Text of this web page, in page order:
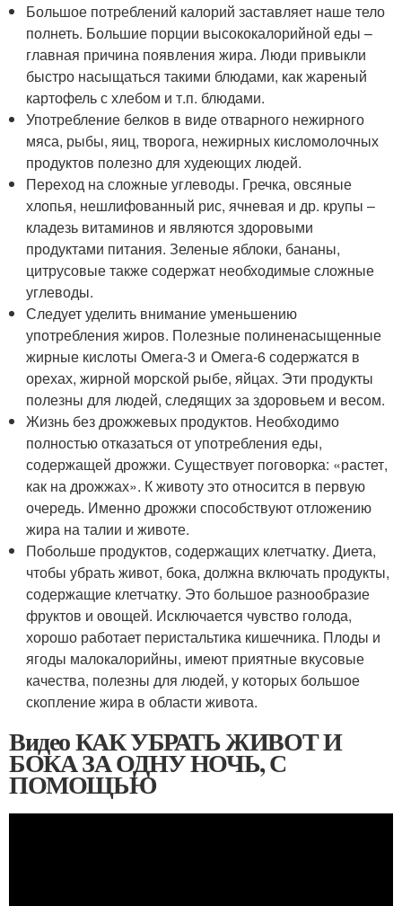
Большое потреблений калорий заставляет наше тело
полнеть. Большие порции высококалорийной еды –
главная причина появления жира. Люди привыкли
быстро насыщаться такими блюдами, как жареный
картофель с хлебом и т.п. блюдами.
Употребление белков в виде отварного нежирного
мяса, рыбы, яиц, творога, нежирных кисломолочных
продуктов полезно для худеющих людей.
Переход на сложные углеводы. Гречка, овсяные
хлопья, нешлифованный рис, ячневая и др. крупы –
кладезь витаминов и являются здоровыми
продуктами питания. Зеленые яблоки, бананы,
цитрусовые также содержат необходимые сложные
углеводы.
Следует уделить внимание уменьшению
употребления жиров. Полезные полиненасыщенные
жирные кислоты Омега-3 и Омега-6 содержатся в
орехах, жирной морской рыбе, яйцах. Эти продукты
полезны для людей, следящих за здоровьем и весом.
Жизнь без дрожжевых продуктов. Необходимо
полностью отказаться от употребления еды,
содержащей дрожжи. Существует поговорка: «растет,
как на дрожжах». К животу это относится в первую
очередь. Именно дрожжи способствуют отложению
жира на талии и животе.
Побольше продуктов, содержащих клетчатку. Диета,
чтобы убрать живот, бока, должна включать продукты,
содержащие клетчатку. Это большое разнообразие
фруктов и овощей. Исключается чувство голода,
хорошо работает перистальтика кишечника. Плоды и
ягоды малокалорийны, имеют приятные вкусовые
качества, полезны для людей, у которых большое
скопление жира в области живота.
Видео КАК УБРАТЬ ЖИВОТ И
БОКА ЗА ОДНУ НОЧЬ, С
ПОМОЩЬЮ